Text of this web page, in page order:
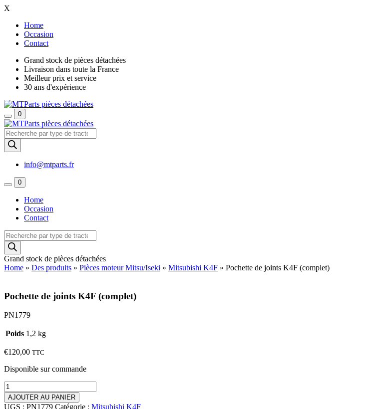
X
Home
Occasion
Contact
Grand stock de pièces détachées
Livraison dans toute la France
Meilleur prix et service
30 ans d'expérience
0
Recherche
de
produits
info@mtparts.fr
0
Home
Occasion
Contact
Recherche
de
produits
Grand stock de pièces détachées
Home » Des produits » Pièces moteur Mitsu/Iseki » Mitsubishi K4F » Pochette de joints K4F (complet)
Pochette de joints K4F (complet)
PN1779
Poids 1,2 kg
€120,00 TTC
Disponible sur commande
quantité
de
Pochette
AJOUTER AU PANIER
UGS : PN1779 Catégorie : Mitsubishi K4F